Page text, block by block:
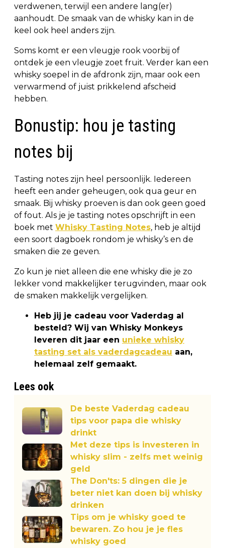
verdwenen, terwijl een andere lang(er)
aanhoudt. De smaak van de whisky kan in de
keel ook heel anders zijn.
Soms komt er een vleugje rook voorbij of
ontdek je een vleugje zoet fruit. Verder kan een
whisky soepel in de afdronk zijn, maar ook een
verwarmend of juist prikkelend afscheid
hebben.
Bonustip: hou je tasting
notes bij
Tasting notes zijn heel persoonlijk. Iedereen
heeft een ander geheugen, ook qua geur en
smaak. Bij whisky proeven is dan ook geen goed
of fout. Als je je tasting notes opschrijft in een
boek met Whisky Tasting Notes, heb je altijd
een soort dagboek rondom je whisky’s en de
smaken die ze geven.
Zo kun je niet alleen die ene whisky die je zo
lekker vond makkelijker terugvinden, maar ook
de smaken makkelijk vergelijken.
Heb jij je cadeau voor Vaderdag al
besteld? Wij van Whisky Monkeys
leveren dit jaar een unieke whisky
tasting set als vaderdagcadeau aan,
helemaal zelf gemaakt.
Lees ook
De beste Vaderdag cadeau
tips voor papa die whisky
drinkt
Met deze tips is investeren in
whisky slim - zelfs met weinig
geld
The Don'ts: 5 dingen die je
beter niet kan doen bij whisky
drinken
Tips om je whisky goed te
bewaren. Zo hou je je fles
whisky goed